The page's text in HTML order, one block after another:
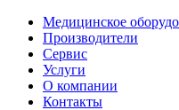
Медицинское
Производители
Сервис
Услуги
О компании
Контакты